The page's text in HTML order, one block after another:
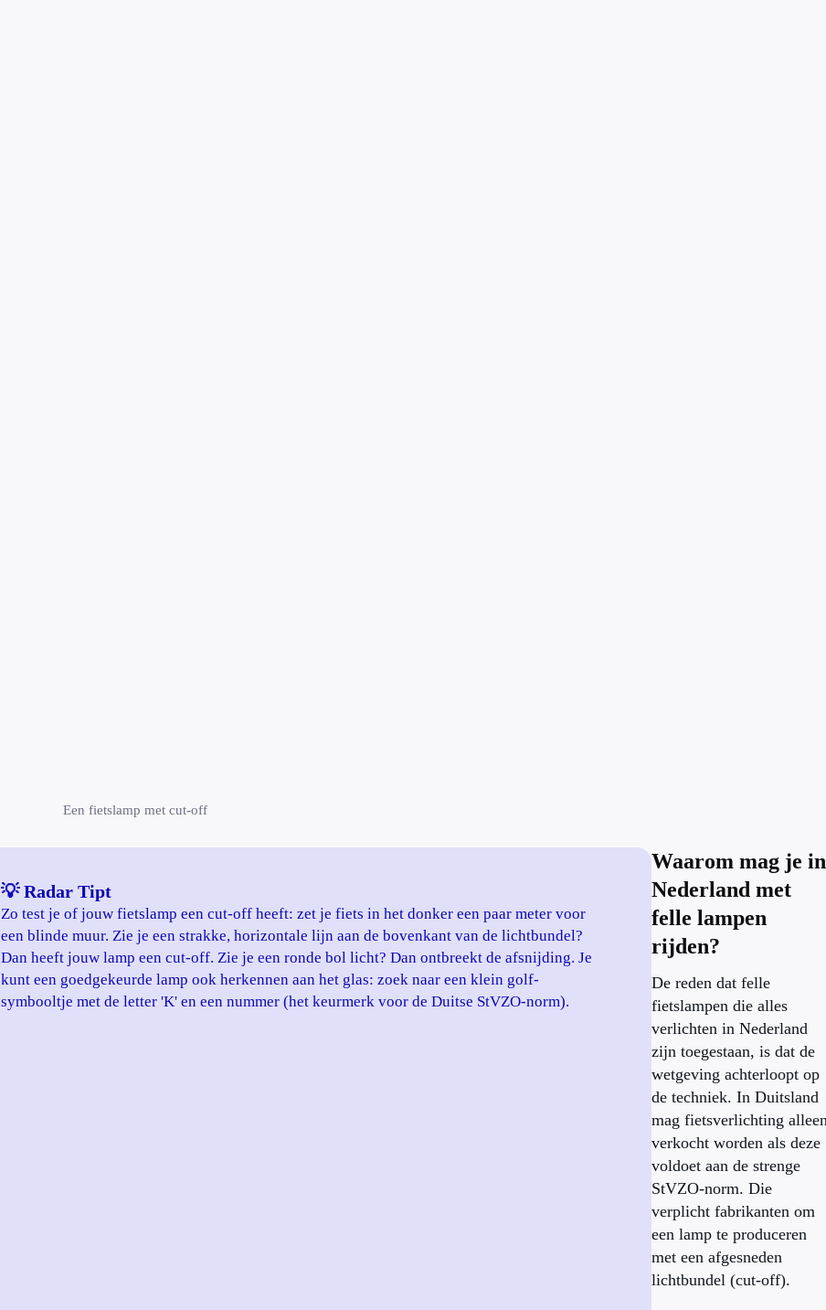
Een fietslamp met cut-off
💡 Radar Tipt
Zo test je of jouw fietslamp een cut-off heeft: zet je fiets in het donker een paar meter voor
een blinde muur. Zie je een strakke, horizontale lijn aan de bovenkant van de lichtbundel?
Dan heeft jouw lamp een cut-off. Zie je een ronde bol licht? Dan ontbreekt de afsnijding. Je
kunt een goedgekeurde lamp ook herkennen aan het glas: zoek naar een klein golf-
symbooltje met de letter 'K' en een nummer (het keurmerk voor de Duitse StVZO-norm).
Waarom mag je in
Nederland met
felle lampen
rijden?
De reden dat felle
fietslampen die alles
verlichten in Nederland
zijn toegestaan, is dat de
wetgeving achterloopt op
de techniek. In Duitsland
mag fietsverlichting
verkocht worden als deze
voldoet aan de strenge
StVZO-norm. Die
verplicht fabrikanten om
een lamp te produceren
met een afgesneden
lichtbundel (cut-off).